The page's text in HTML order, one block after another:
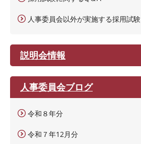
人事委員会以外が実施する採用試験
説明会情報
人事委員会ブログ
令和８年分
令和７年12月分